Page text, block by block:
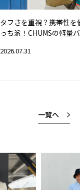
タフさを重視？携帯性
っち派！CHUMSの軽量
2026.07.31
一覧へ